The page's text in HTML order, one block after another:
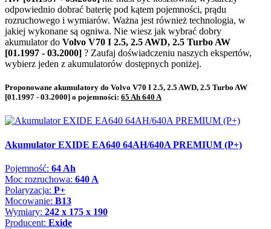
odpowiednio dobrać baterię pod kątem pojemności, prądu
rozruchowego i wymiarów. Ważna jest również technologia, w
jakiej wykonane są ogniwa. Nie wiesz jak wybrać dobry
akumulator do Volvo V70 I 2.5, 2.5 AWD, 2.5 Turbo AW
[01.1997 - 03.2000] ? Zaufaj doświadczeniu naszych ekspertów,
wybierz jeden z akumulatorów dostępnych poniżej.
Proponowane akumulatory do Volvo V70 I 2.5, 2.5 AWD, 2.5 Turbo AW
[01.1997 - 03.2000] o pojemności: 65 Ah 640 A
Akumulator EXIDE EA640 64AH/640A PREMIUM (P+)
Pojemność: 64 Ah
Moc rozruchowa: 640 A
Polaryzacja: P+
Mocowanie: B13
Wymiary: 242 x 175 x 190
Producent: Exide